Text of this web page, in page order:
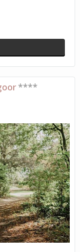
****